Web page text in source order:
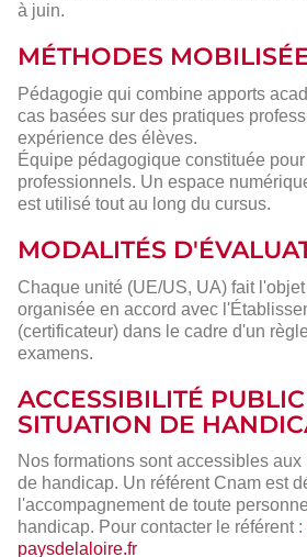
à juin.
MÉTHODES
Pédagogie qui combine apports
cas basées sur des pratiques
expérience des élèves.
Équipe pédagogique constituée
professionnels. Un espace
est utilisé tout au long du cursus.
MODALITÉS
Chaque unité (UE/US, UA) fait
organisée en accord avec
(certificateur) dans le cadre d'un
examens.
ACCESSIBILITÉ
SITUATION DE
Nos formations sont accessibles
de handicap. Un référent Cnam est
l'accompagnement de toute
handicap. Pour contacter le référent :
paysdelaloire.fr